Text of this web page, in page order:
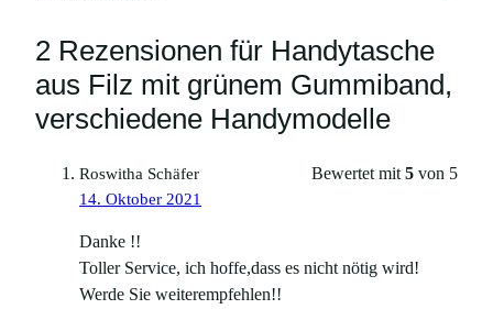
2 Rezensionen für Handytasche
aus Filz mit grünem Gummiband,
verschiedene Handymodelle
Roswitha Schäfer Bewertet mit5 von 5
14. Oktober 2021
Danke !!
Toller Service, ich hoffe,dass es nicht nötig wird!
Werde Sie weiterempfehlen!!